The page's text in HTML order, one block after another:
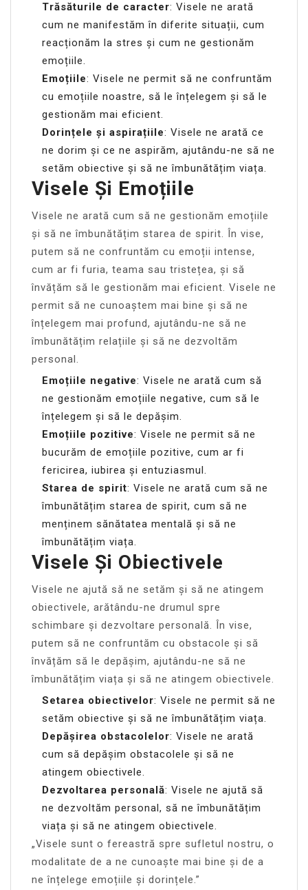
Trăsăturile de caracter: Visele ne arată
cum ne manifestăm în diferite situații, cum
reacționăm la stres și cum ne gestionăm
emoțiile.
Emoțiile: Visele ne permit să ne confruntăm
cu emoțiile noastre, să le înțelegem și să le
gestionăm mai eficient.
Dorințele și aspirațiile: Visele ne arată ce
ne dorim și ce ne aspirăm, ajutându-ne să ne
setăm obiective și să ne îmbunătățim viața.
Visele Și Emoțiile
Visele ne arată cum să ne gestionăm emoțiile
și să ne îmbunătățim starea de spirit. În vise,
putem să ne confruntăm cu emoții intense,
cum ar fi furia, teama sau tristețea, și să
învățăm să le gestionăm mai eficient. Visele ne
permit să ne cunoaștem mai bine și să ne
înțelegem mai profund, ajutându-ne să ne
îmbunătățim relațiile și să ne dezvoltăm
personal.
Emoțiile negative: Visele ne arată cum să
ne gestionăm emoțiile negative, cum să le
înțelegem și să le depășim.
Emoțiile pozitive: Visele ne permit să ne
bucurăm de emoțiile pozitive, cum ar fi
fericirea, iubirea și entuziasmul.
Starea de spirit: Visele ne arată cum să ne
îmbunătățim starea de spirit, cum să ne
menținem sănătatea mentală și să ne
îmbunătățim viața.
Visele Și Obiectivele
Visele ne ajută să ne setăm și să ne atingem
obiectivele, arătându-ne drumul spre
schimbare și dezvoltare personală. În vise,
putem să ne confruntăm cu obstacole și să
învățăm să le depășim, ajutându-ne să ne
îmbunătățim viața și să ne atingem obiectivele.
Setarea obiectivelor: Visele ne permit să ne
setăm obiective și să ne îmbunătățim viața.
Depășirea obstacolelor: Visele ne arată
cum să depășim obstacolele și să ne
atingem obiectivele.
Dezvoltarea personală: Visele ne ajută să
ne dezvoltăm personal, să ne îmbunătățim
viața și să ne atingem obiectivele.
„Visele sunt o fereastră spre sufletul nostru, o
modalitate de a ne cunoaște mai bine și de a
ne înțelege emoțiile și dorințele.”